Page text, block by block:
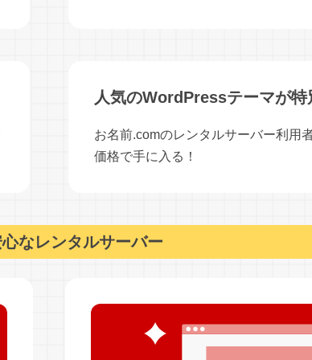
人気のWordPressテーマが特
お名前.comのレンタルサーバー利用
価格で手に入る！
なレンタルサーバー